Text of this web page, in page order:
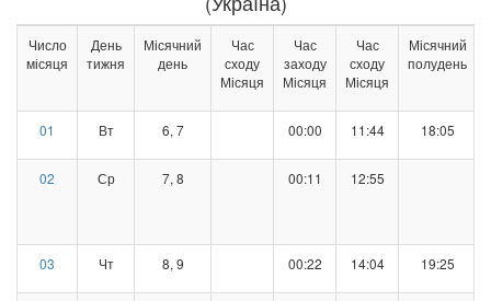
Число
місяця
День
тижня
Місячний
день
Час
сходу
Місяця
Час
заходу
Місяця
Час
сходу
Місяця
Місячний
полудень
01 Вт 6, 7 00:00 11:44 18:05
02 Ср 7, 8 00:11 12:55
03 Чт 8, 9 00:22 14:04 19:25